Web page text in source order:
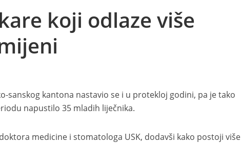
koji odlaze više
sanskog kantona nastavio se i u protekloj godini, pa je tako
napustilo 35 mladih liječnika.
medicine i stomatologa USK, dodavši kako postoji više